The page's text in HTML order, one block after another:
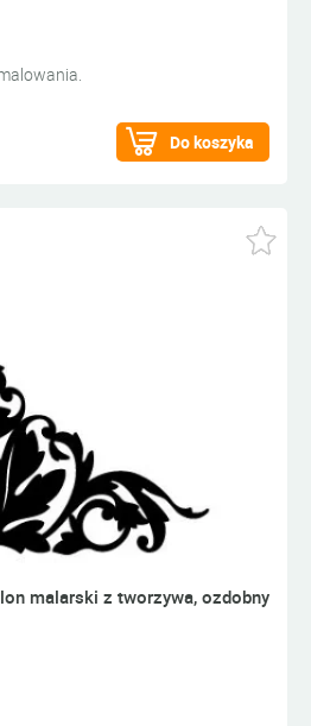
Do koszyka
malarski z tworzywa, ozdobny